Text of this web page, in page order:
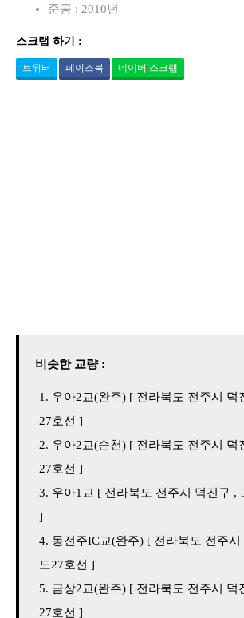
준공 : 2010년
스크랩 하기 :
트위터 페이스북 네이버 스크랩
비슷한 교량 :
우아2교(완주) [ 전라북도 전주시 덕
27호선 ]
우아2교(순천) [ 전라북도 전주시 덕
27호선 ]
우아1교 [ 전라북도 전주시 덕진구 ,
]
동전주IC교(완주) [ 전라북도 전주시
도27호선 ]
금상2교(완주) [ 전라북도 전주시 덕
27호선 ]